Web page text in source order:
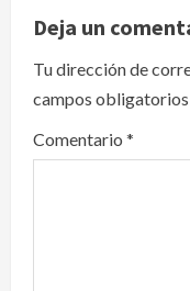
v
i
g
a
Deja un
Tu dirección de
campos
Comentario *